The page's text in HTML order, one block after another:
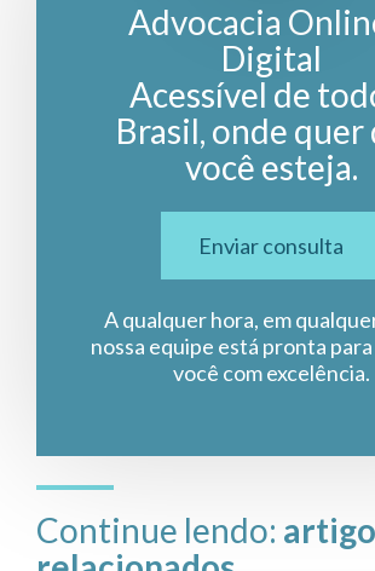
Advocacia
Digital
Acessível de
Brasil, onde quer
você esteja.
Enviar consulta
A qualquer hora, em
nossa equipe está pronta
você com excelência.
Continue lendo: